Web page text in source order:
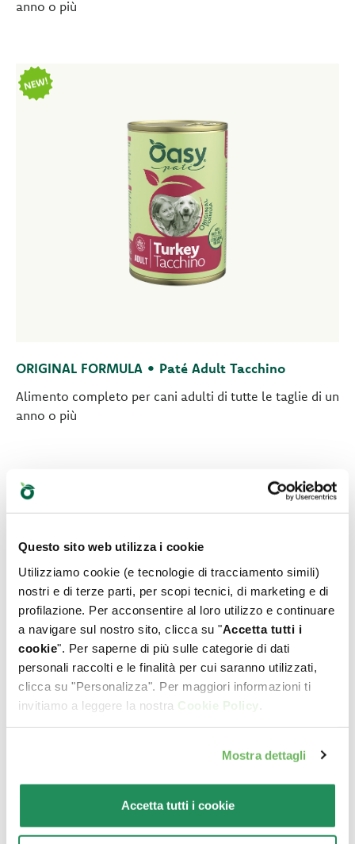
Questo sito web utilizza i cookie
Utilizziamo cookie (e tecnologie di tracciamento simili)
nostri e di terze parti, per scopi tecnici, di marketing e di
profilazione. Per acconsentire al loro utilizzo e continuare
a navigare sul nostro sito, clicca su "Accetta tutti i
cookie". Per saperne di più sulle categorie di dati
personali raccolti e le finalità per cui saranno utilizzati,
clicca su "Personalizza". Per maggiori informazioni ti
invitiamo a leggere la nostra Cookie Policy
Mostra dettagli
Accetta tutti i cookie
anno o più
ORIGINAL FORMULA • Paté Adult Tacchino
Alimento completo per cani adulti di tutte le taglie di un
anno o più
Alimento completo per cani adulti di un anno o più in
sovrappeso o che svolgono attività ridotta